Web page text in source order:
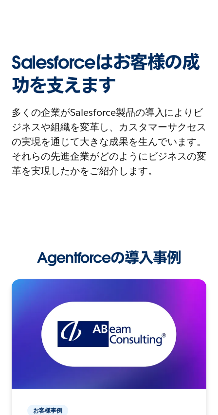
Salesforceはお客様の成
功を支えます
多くの企業がSalesforce製品の導入によりビ
ジネスや組織を変革し、カスタマーサクセス
の実現を通じて大きな成果を生んでいます。
それらの先進企業がどのようにビジネスの変
革を実現したかをご紹介します。
Agentforceの導入事例
お客様事例